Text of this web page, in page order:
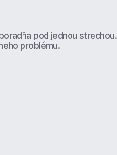
pod jednou strechou.
problému.